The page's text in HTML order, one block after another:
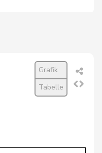
Grafik
Tabelle